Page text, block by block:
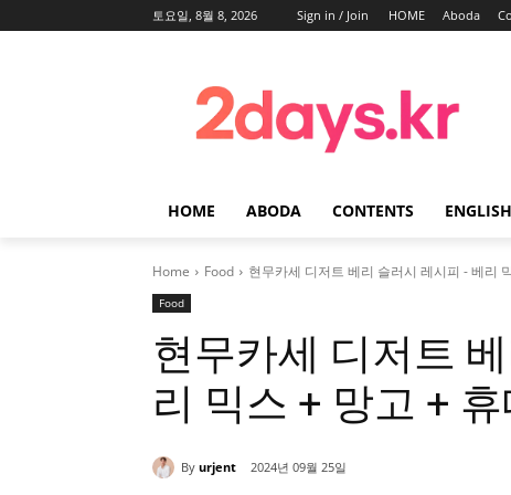
토요일, 8월 8, 2026 Sign in / Join HOME Aboda
HOME ABODA CONTENTS ENGLISH
Home Food 현무카세 디저트 베리 슬러시 레시피 - 베리
Food
현무카세 디저트
리 믹스 + 망고 +
By urjent 2024년 09월 25일